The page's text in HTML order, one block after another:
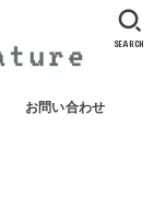
お問い合わせ
SEARCH